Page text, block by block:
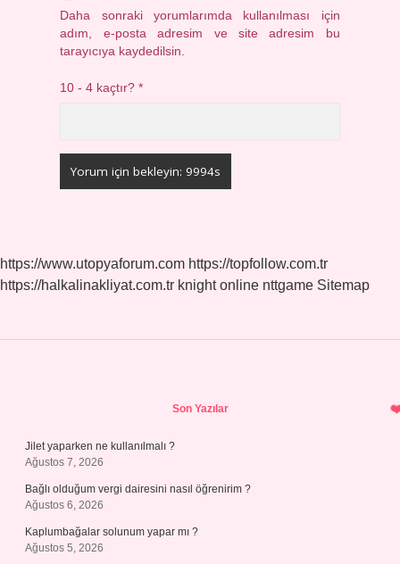
Daha sonraki yorumlarımda kullanılması için
adım, e-posta adresim ve site adresim bu
tarayıcıya kaydedilsin.
10 - 4 kaçtır?*
https://www.utopyaforum.com https://topfollow.com.tr
https://halkalinakliyat.com.tr knight online nttgame Sitemap
Son Yazılar
Jilet yaparken ne kullanılmalı ?
Ağustos 7, 2026
Bağlı olduğum vergi dairesini nasıl öğrenirim ?
Ağustos 6, 2026
Kaplumbağalar solunum yapar mı ?
Ağustos 5, 2026